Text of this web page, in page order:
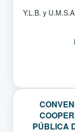
Y.L.B. y
PÚBLICA